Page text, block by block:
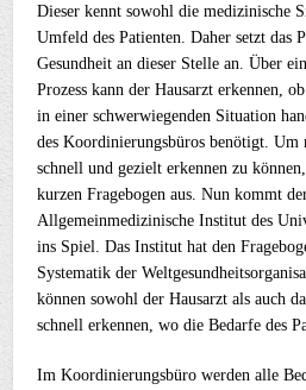
Dieser kennt sowohl die medizinische
Umfeld des Patienten. Daher setzt das
Gesundheit an dieser Stelle an. Über
Prozess kann der Hausarzt erkennen,
in einer schwerwiegenden Situation
des Koordinierungsbüros benötigt. Um
schnell und gezielt erkennen zu
kurzen Fragebogen aus. Nun kommt
Allgemeinmedizinische Institut des
ins Spiel. Das Institut hat den
Systematik der
können sowohl der Hausarzt als auch
schnell erkennen, wo die Bedarfe des
Im Koordinierungsbüro werden alle